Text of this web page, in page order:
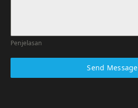
Penjelasan
Send Message